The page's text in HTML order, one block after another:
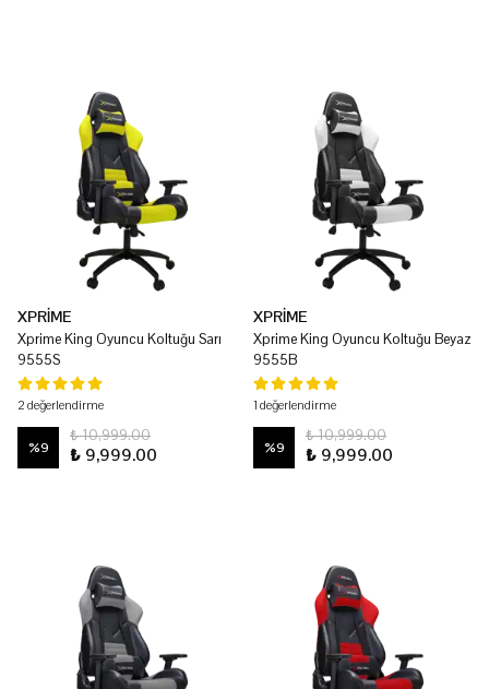
XPRİME
Xprime King Oyuncu Koltuğu Sarı
9555S
2 değerlendirme
%9
₺ 10,999.00
₺ 9,999.00
XPRİME
Xprime King Oyuncu Koltuğu Beyaz
9555B
1 değerlendirme
%9
₺ 10,999.00
₺ 9,999.00